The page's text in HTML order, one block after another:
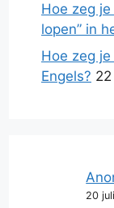
Hoe zeg
lopen” in
Hoe zeg je
Engels?
20